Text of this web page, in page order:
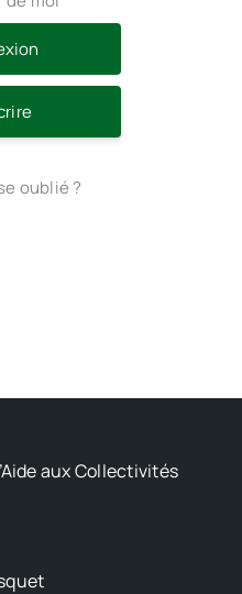
oublié ?
aux Collectivités